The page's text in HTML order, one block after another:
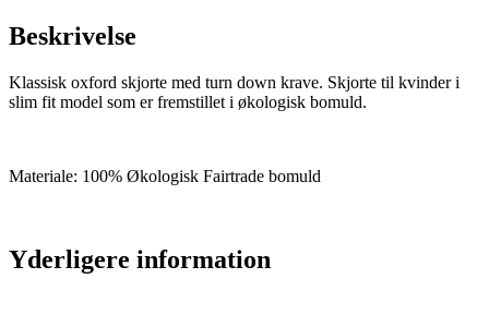
Beskrivelse
Klassisk oxford skjorte med turn down krave. Skjorte til kvinder i
slim fit model som er fremstillet i økologisk bomuld.
Materiale: 100% Økologisk Fairtrade bomuld
Yderligere information